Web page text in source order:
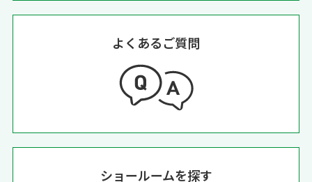
よくあるご質問
ショールームを探す